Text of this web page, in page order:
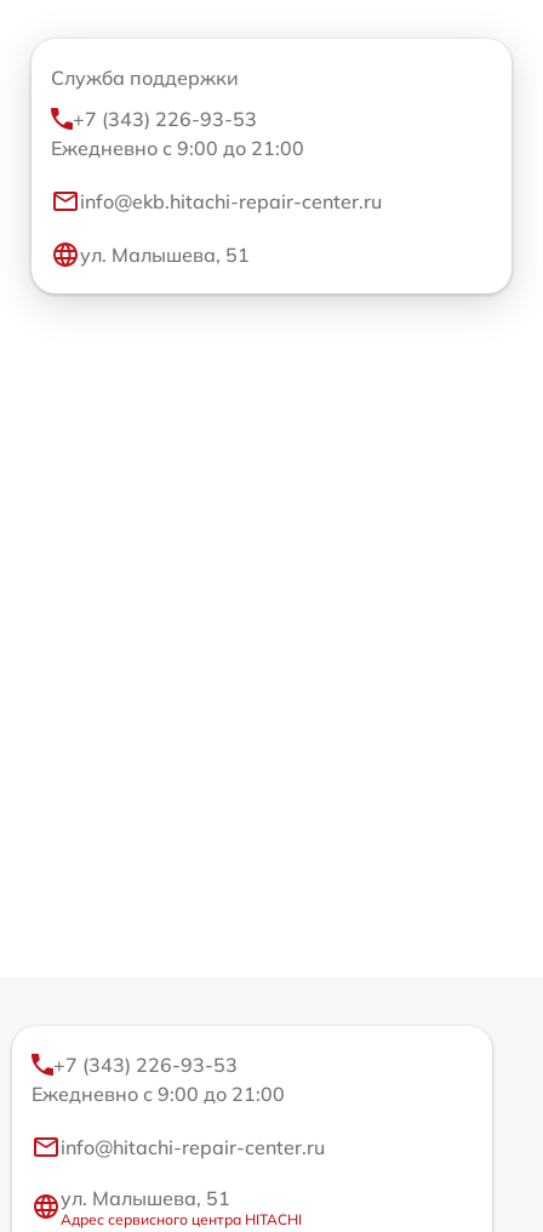
Служба поддержки
+7 (343) 226-93-53
Ежедневно с 9:00 до 21:00
info@ekb.hitachi-repair-center.ru
ул. Малышева, 51
+7 (343) 226-93-53
Ежедневно с 9:00 до 21:00
info@hitachi-repair-center.ru
ул. Малышева, 51
Адрес сервисного центра HITACHI